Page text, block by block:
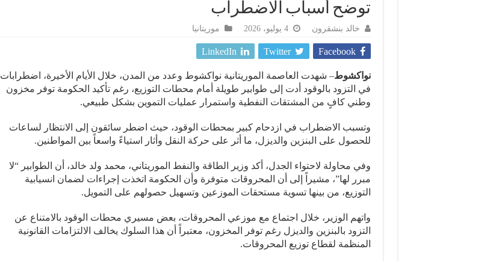
توضح أسباب الاضطراب
خالد بنشقرون 4 يوليو، 2026 موريتانيا
Facebook
Twitter
LinkedIn
نواكشوط– شهدت العاصمة الموريتانية نواكشوط وعدد من المدن، خلال الأيام الأخيرة، اضطرابات
في التزود بالوقود أدت إلى طوابير طويلة أمام محطات التوزيع، رغم تأكيد الحكومة توفر مخزون
وطني كافٍ من المشتقات النفطية واستمرار عمليات التموين بشكل طبيعي.
وتسبب الاضطراب في ازدحام كبير بمحطات الوقود، حيث اضطر سائقون إلى الانتظار لساعات
للحصول على البنزين والديزل، ما أثر على حركة النقل وأثار استياءً واسعاً بين المواطنين.
وفي محاولة لاحتواء الجدل، أكد وزير الطاقة والنفط الموريتاني، محمد ولد خالد، أن الطوابير “لا
مبرر لها”، مشيراً إلى أن المحروقات متوفرة وأن الحكومة اتخذت إجراءات لضمان انسيابية
التوزيع، من بينها تسوية مستحقات الموزعين وتسهيل حصولهم على التمويل.
واتهم الوزير، خلال اجتماع مع موزعي المحروقات، بعض مسيري محطات الوقود بالامتناع عن
التزود بالبنزين والديزل رغم توفر المخزون، معتبراً أن هذا السلوك يخالف الالتزامات القانونية
المنظمة لقطاع توزيع المحروقات.